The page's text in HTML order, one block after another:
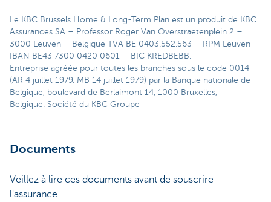
Le KBC Brussels Home & Long-Term Plan est un produit de KBC
Assurances SA – Professor Roger Van Overstraetenplein 2 –
3000 Leuven – Belgique TVA BE 0403.552.563 – RPM Leuven –
IBAN BE43 7300 0420 0601 – BIC KREDBEBB.
Entreprise agréée pour toutes les branches sous le code 0014
(AR 4 juillet 1979, MB 14 juillet 1979) par la Banque nationale de
Belgique, boulevard de Berlaimont 14, 1000 Bruxelles,
Belgique. Société du KBC Groupe
Documents
Veillez à lire ces documents avant de souscrire
l'assurance.